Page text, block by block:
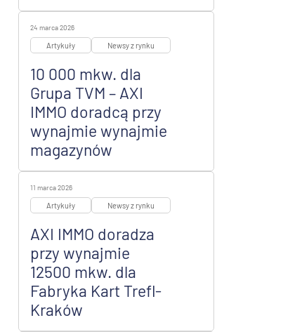
24 marca 2026
Artykuły Newsy z rynku
10 000 mkw. dla
Grupa TVM – AXI
IMMO doradcą przy
wynajmie wynajmie
magazynów
11 marca 2026
Artykuły Newsy z rynku
AXI IMMO doradza
przy wynajmie
12500 mkw. dla
Fabryka Kart Trefl-
Kraków